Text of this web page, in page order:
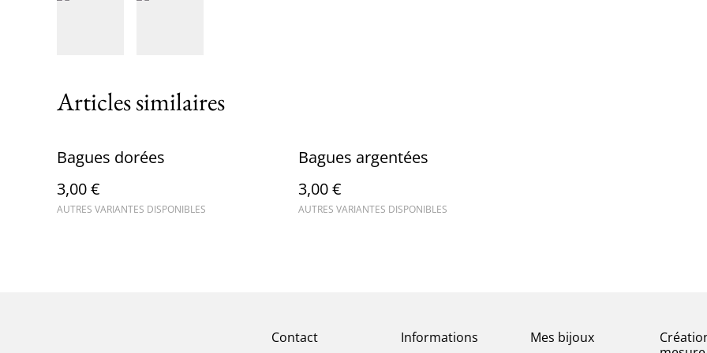
Articles similaires
Bagues dorées
3,00 €
AUTRES VARIANTES DISPONIBLES
Bagues argentées
3,00 €
AUTRES VARIANTES DISPONIBLES
Contact Informations Mes bijoux